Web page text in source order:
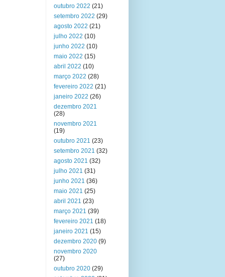
outubro 2022 (21)
setembro 2022 (29)
agosto 2022 (21)
julho 2022 (10)
junho 2022 (10)
maio 2022 (15)
abril 2022 (10)
março 2022 (28)
fevereiro 2022 (21)
janeiro 2022 (26)
dezembro 2021
(28)
novembro 2021
(19)
outubro 2021 (23)
setembro 2021 (32)
agosto 2021 (32)
julho 2021 (31)
junho 2021 (36)
maio 2021 (25)
abril 2021 (23)
março 2021 (39)
fevereiro 2021 (18)
janeiro 2021 (15)
dezembro 2020 (9)
novembro 2020
(27)
outubro 2020 (29)